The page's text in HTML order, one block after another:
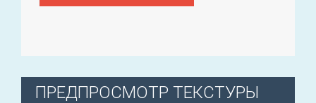
ПРЕДПРОСМОТР ТЕКСТУРЫ